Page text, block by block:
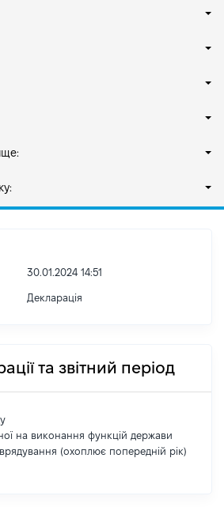
30.01.2024 14:51
Декларація
та звітний період
на виконання функцій держави
(охоплює попередній рік)